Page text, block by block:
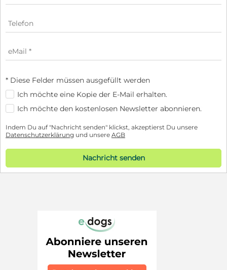
* Diese Felder müssen ausgefüllt werden
Ich möchte eine Kopie der E-Mail erhalten.
Ich möchte den kostenlosen Newsletter abonnieren.
Indem Du auf "Nachricht senden" klickst, akzeptierst Du unsere
Datenschutzerklärung und unsere AGB
Nachricht senden